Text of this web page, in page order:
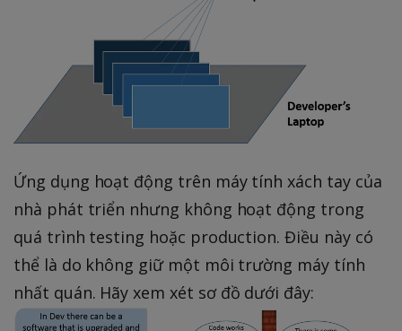
Ứng dụng hoạt động trên máy tính xách tay của
nhà phát triển nhưng không hoạt động trong
quá trình testing hoặc production. Điều này có
thể là do không giữ một môi trường máy tính
nhất quán. Hãy xem xét sơ đồ dưới đây: